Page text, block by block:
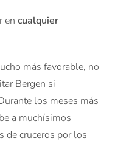
encualquier
más favorable, no
Bergen si
los meses más
a muchísimos
de cruceros por los